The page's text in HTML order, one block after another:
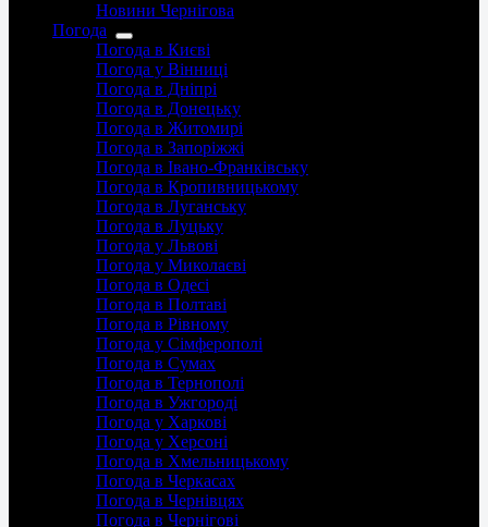
Новини Чернігова
Погода
Погода в Києві
Погода у Вінниці
Погода в Дніпрі
Погода в Донецьку
Погода в Житомирі
Погода в Запоріжжі
Погода в Івано-Франківську
Погода в Кропивницькому
Погода в Луганську
Погода в Луцьку
Погода у Львові
Погода у Миколаєві
Погода в Одесі
Погода в Полтаві
Погода в Рівному
Погода у Сімферополі
Погода в Сумах
Погода в Тернополі
Погода в Ужгороді
Погода у Харкові
Погода у Херсоні
Погода в Хмельницькому
Погода в Черкасах
Погода в Чернівцях
Погода в Чернігові